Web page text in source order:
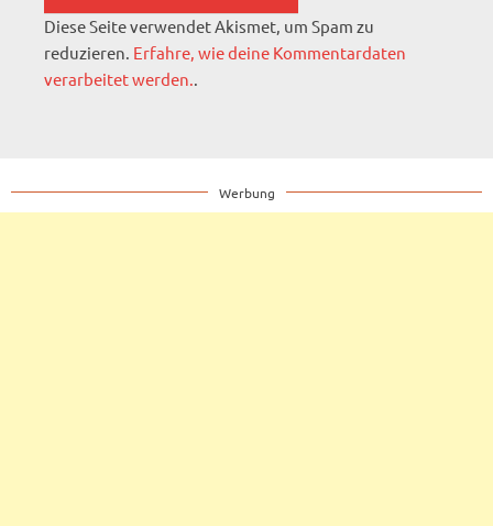
Diese Seite verwendet Akismet, um Spam zu
reduzieren. Erfahre, wie deine Kommentardaten
verarbeitet werden..
Werbung